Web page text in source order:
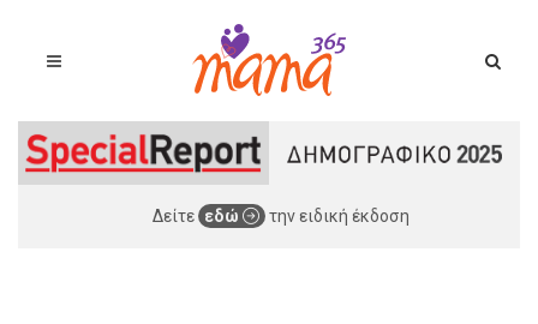
Δείτε εδώ την ειδική έκδοση